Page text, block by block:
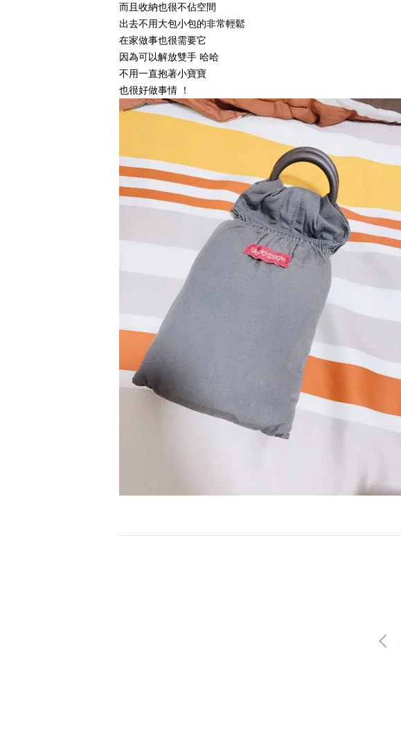
而且收納也很不佔空間
出去不用大包小包的非常輕鬆
在家做事也很需要它
因為可以解放雙手 哈哈
不用一直抱著小寶寶
也很好做事情
！